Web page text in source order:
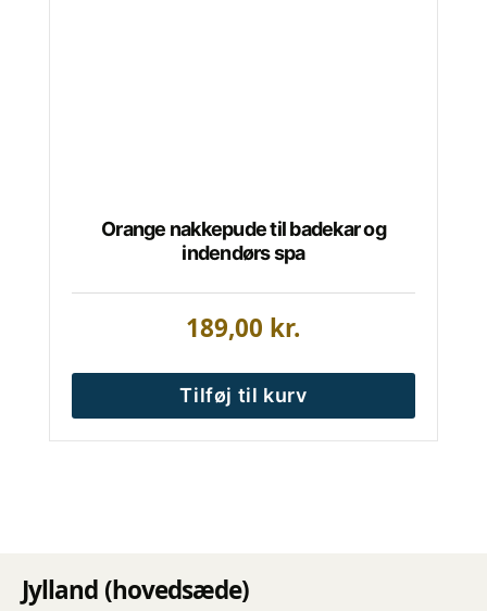
Orange nakkepude til badekar og
indendørs spa
189,00 kr.
Tilføj til kurv
Jylland (hovedsæde)